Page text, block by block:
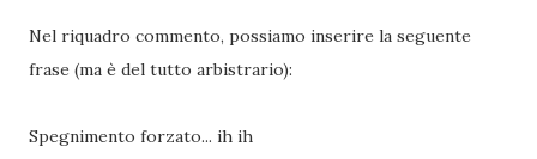
Nel riquadro commento, possiamo inserire la seguente
frase (ma è del tutto arbistrario):
Spegnimento forzato... ih ih